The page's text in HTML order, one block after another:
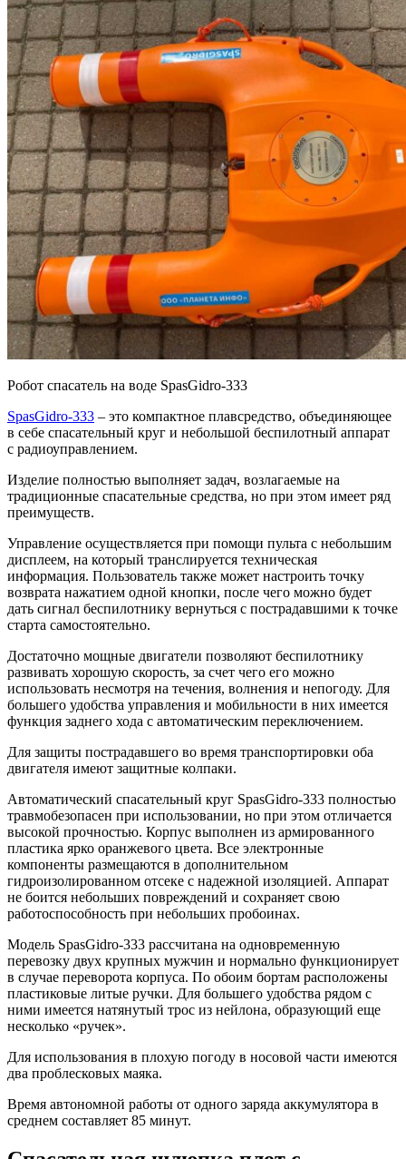
Робот спасатель на воде SpasGidro-333
SpasGidro-333 – это компактное плавсредство, объединяющее
в себе спасательный круг и небольшой беспилотный аппарат
с радиоуправлением.
Изделие полностью выполняет задач, возлагаемые на
традиционные спасательные средства, но при этом имеет ряд
преимуществ.
Управление осуществляется при помощи пульта с небольшим
дисплеем, на который транслируется техническая
информация. Пользователь также может настроить точку
возврата нажатием одной кнопки, после чего можно будет
дать сигнал беспилотнику вернуться с пострадавшими к точке
старта самостоятельно.
Достаточно мощные двигатели позволяют беспилотнику
развивать хорошую скорость, за счет чего его можно
использовать несмотря на течения, волнения и непогоду. Для
большего удобства управления и мобильности в них имеется
функция заднего хода с автоматическим переключением.
Для защиты пострадавшего во время транспортировки оба
двигателя имеют защитные колпаки.
Автоматический спасательный круг SpasGidro-333 полностью
травмобезопасен при использовании, но при этом отличается
высокой прочностью. Корпус выполнен из армированного
пластика ярко оранжевого цвета. Все электронные
компоненты размещаются в дополнительном
гидроизолированном отсеке с надежной изоляцией. Аппарат
не боится небольших повреждений и сохраняет свою
работоспособность при небольших пробоинах.
Модель SpasGidro-333 рассчитана на одновременную
перевозку двух крупных мужчин и нормально функционирует
в случае переворота корпуса. По обоим бортам расположены
пластиковые литые ручки. Для большего удобства рядом с
ними имеется натянутый трос из нейлона, образующий еще
несколько «ручек».
Для использования в плохую погоду в носовой части имеются
два проблесковых маяка.
Время автономной работы от одного заряда аккумулятора в
среднем составляет 85 минут.